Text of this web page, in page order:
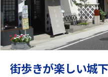
街歩きが楽しい城